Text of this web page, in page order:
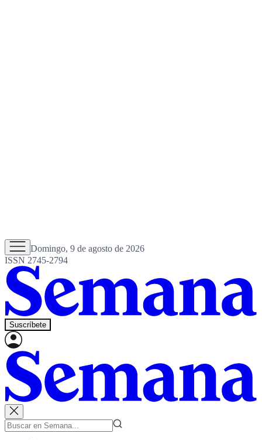
Domingo, 9 de agosto de 2026
ISSN 2745-2794
Suscríbete